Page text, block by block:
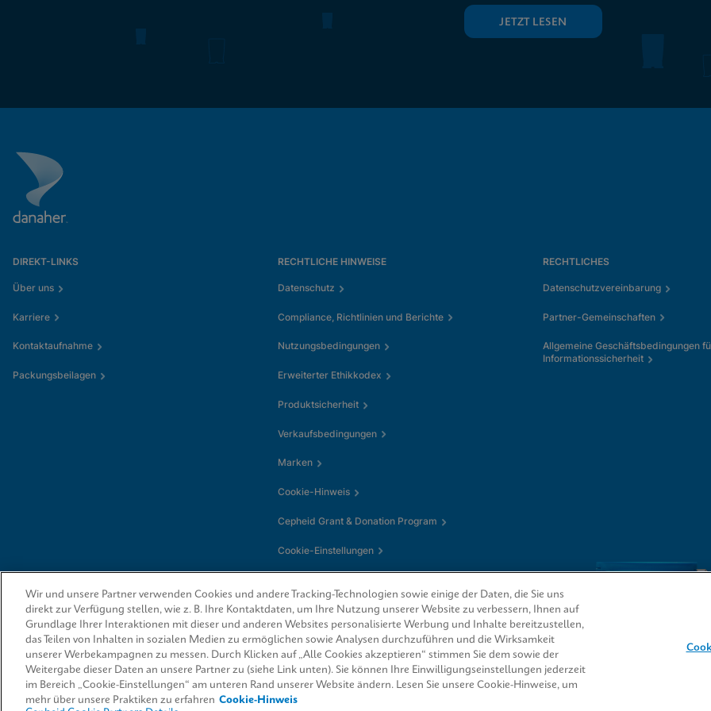
JETZT LESEN
DIREKT-LINKS
Über uns
Karriere
Kontaktaufnahme
Packungsbeilagen
RECHTLICHE HINWEISE
Datenschutz
Compliance, Richtlinien und Berichte
Nutzungsbedingungen
Erweiterter Ethikkodex
Produktsicherheit
Verkaufsbedingungen
Marken
Cookie-Hinweis
Cepheid Grant & Donation Program
Cookie-Einstellungen
RECHTLICHES
Datenschutzvereinbarung
Partner-Gemeinschaften
Allgemeine Geschäftsbedingungen
Informationssicherheit
© 2026 Cepheid. Cepheid®, das Cepheid-Logo, GeneXpert®, Xpert® und I-CORE® sind Marken
von Cepheid, die in den USA und anderen Ländern eingetragen sind.
Wir und unsere Partner verwenden Cookies und andere Tracking-Technologien sowie einige der Daten, die Sie uns
direkt zur Verfügung stellen, wie z. B. Ihre Kontaktdaten, um Ihre Nutzung unserer Website zu verbessern, Ihnen auf
Grundlage Ihrer Interaktionen mit dieser und anderen Websites personalisierte Werbung und Inhalte bereitzustellen,
das Teilen von Inhalten in sozialen Medien zu ermöglichen sowie Analysen durchzuführen und die Wirksamkeit
unserer Werbekampagnen zu messen. Durch Klicken auf „Alle Cookies akzeptieren“ stimmen Sie dem sowie der
Weitergabe dieser Daten an unsere Partner zu (siehe Link unten). Sie können Ihre Einwilligungseinstellungen jederzeit
im Bereich „Cookie-Einstellungen“ am unteren Rand unserer Website ändern. Lesen Sie unsere Cookie-Hinweise, um
mehr über unsere Praktiken zu erfahren Cookie-Hinweis